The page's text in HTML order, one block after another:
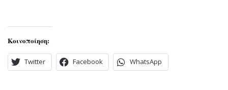
Κοινοποίηση:
Twitter Facebook WhatsApp